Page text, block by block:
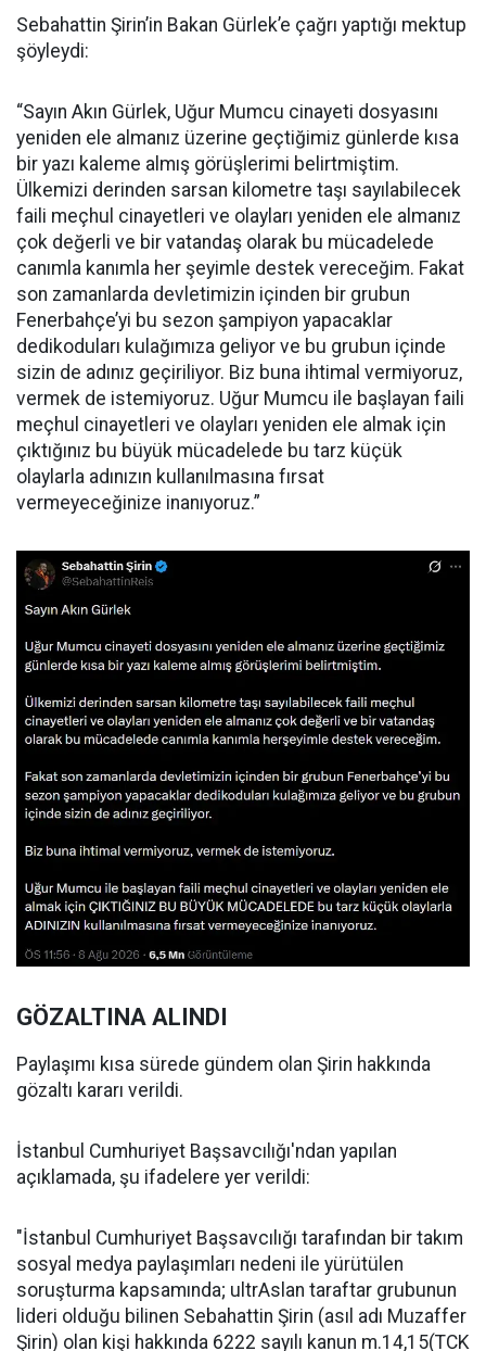
Sebahattin Şirin’in Bakan Gürlek’e çağrı yaptığı mektup
şöyleydi:
“Sayın Akın Gürlek, Uğur Mumcu cinayeti dosyasını
yeniden ele almanız üzerine geçtiğimiz günlerde kısa
bir yazı kaleme almış görüşlerimi belirtmiştim.
Ülkemizi derinden sarsan kilometre taşı sayılabilecek
faili meçhul cinayetleri ve olayları yeniden ele almanız
çok değerli ve bir vatandaş olarak bu mücadelede
canımla kanımla her şeyimle destek vereceğim. Fakat
son zamanlarda devletimizin içinden bir grubun
Fenerbahçe’yi bu sezon şampiyon yapacaklar
dedikoduları kulağımıza geliyor ve bu grubun içinde
sizin de adınız geçiriliyor. Biz buna ihtimal vermiyoruz,
vermek de istemiyoruz. Uğur Mumcu ile başlayan faili
meçhul cinayetleri ve olayları yeniden ele almak için
çıktığınız bu büyük mücadelede bu tarz küçük
olaylarla adınızın kullanılmasına fırsat
vermeyeceğinize inanıyoruz.”
GÖZALTINA ALINDI
Paylaşımı kısa sürede gündem olan Şirin hakkında
gözaltı kararı verildi.
İstanbul Cumhuriyet Başsavcılığı'ndan yapılan
açıklamada, şu ifadelere yer verildi:
"İstanbul Cumhuriyet Başsavcılığı tarafından bir takım
sosyal medya paylaşımları nedeni ile yürütülen
soruşturma kapsamında; ultrAslan taraftar grubunun
lideri olduğu bilinen Sebahattin Şirin (asıl adı Muzaffer
Şirin) olan kişi hakkında 6222 sayılı kanun m.14,15(TCK